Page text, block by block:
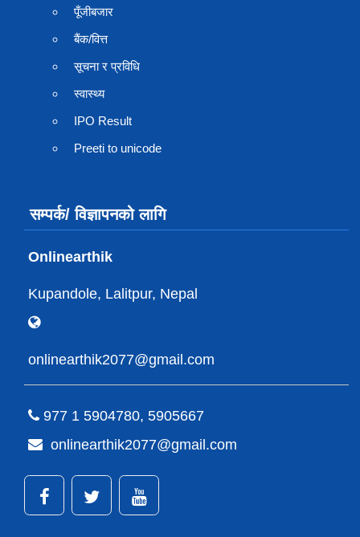
पूँजीबजार
बैंक/वित्त
सूचना र प्रविधि
स्वास्थ्य
IPO Result
Preeti to unicode
सम्पर्क/ विज्ञापनको लागि
Onlinearthik
Kupandole, Lalitpur, Nepal
onlinearthik2077@gmail.com
977 1 5904780, 5905667
onlinearthik2077@gmail.com